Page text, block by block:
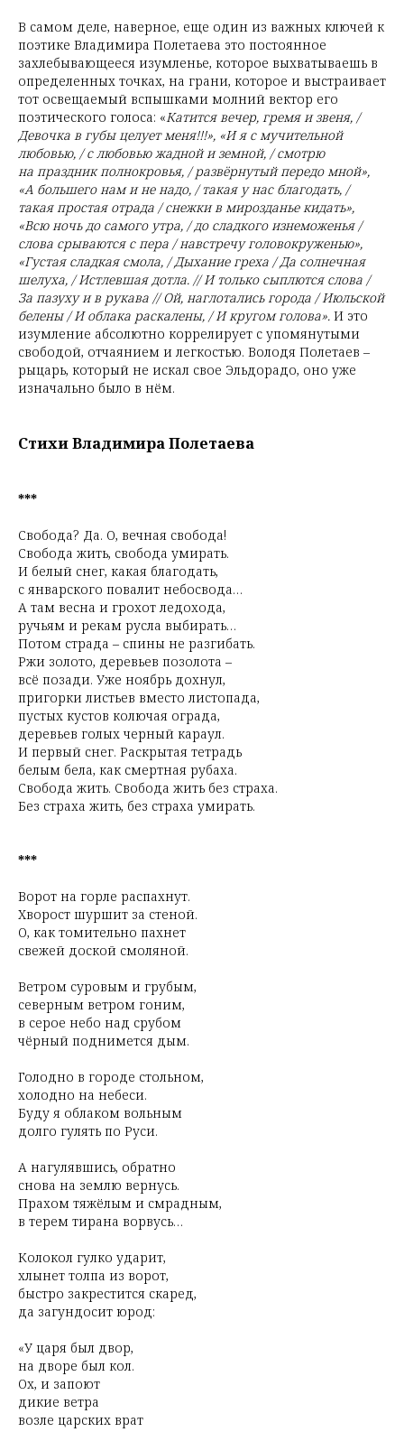
В самом деле, наверное, еще один из важных ключей к
поэтике Владимира Полетаева это постоянное
захлебывающееся изумленье, которое выхватываешь в
определенных точках, на грани, которое и выстраивает
тот освещаемый вспышками молний вектор его
поэтического голоса: «Катится вечер, гремя и звеня, /
Девочка в губы целует меня!!!», «И я с мучительной
любовью, / с любовью жадной и земной, / смотрю
на праздник полнокровья, / развёрнутый передо мной»,
«А большего нам и не надо, / такая у нас благодать, /
такая простая отрада / снежки в мирозданье кидать»,
«Всю ночь до самого утра, / до сладкого изнеможенья /
слова срываются с пера / навстречу головокруженью»,
«Густая сладкая смола, / Дыхание греха / Да солнечная
шелуха, / Истлевшая дотла. // И только сыплются слова /
За пазуху и в рукава // Ой, наглотались города / Июльской
белены / И облака раскалены, / И кругом голова». И это
изумление абсолютно коррелирует с упомянутыми
свободой, отчаянием и легкостью. Володя Полетаев –
рыцарь, который не искал свое Эльдорадо, оно уже
изначально было в нём.
Стихи Владимира Полетаева
***
Свобода? Да. О, вечная свобода!
Свобода жить, свобода умирать.
И белый снег, какая благодать,
с январского повалит небосвода…
А там весна и грохот ледохода,
ручьям и рекам русла выбирать…
Потом страда – спины не разгибать.
Ржи золото, деревьев позолота –
всё позади. Уже ноябрь дохнул,
пригорки листьев вместо листопада,
пустых кустов колючая ограда,
деревьев голых черный караул.
И первый снег. Раскрытая тетрадь
белым бела, как смертная рубаха.
Свобода жить. Свобода жить без страха.
Без страха жить, без страха умирать.
***
Ворот на горле распахнут.
Хворост шуршит за стеной.
О, как томительно пахнет
свежей доской смоляной.
Ветром суровым и грубым,
северным ветром гоним,
в серое небо над срубом
чёрный поднимется дым.
Голодно в городе стольном,
холодно на небеси.
Буду я облаком вольным
долго гулять по Руси.
А нагулявшись, обратно
снова на землю вернусь.
Прахом тяжёлым и смрадным,
в терем тирана ворвусь…
Колокол гулко ударит,
хлынет толпа из ворот,
быстро закрестится скаред,
да загундосит юрод:
«У царя был двор,
на дворе был кол.
Ох, и запоют
дикие ветра
возле царских врат